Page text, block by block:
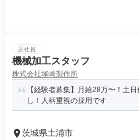
正社員
機械加工スタッフ
株式会社塚崎製作所
【経験者募集】月給28万〜！土
し！人柄重視の採用です
茨城県土浦市